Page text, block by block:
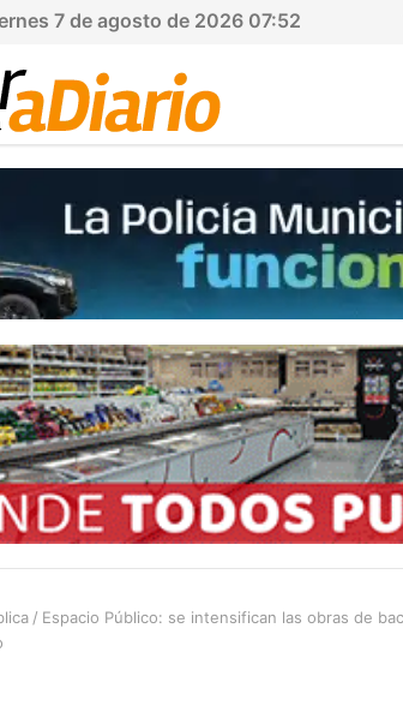
7 de agosto de 2026 07:52
/ Espacio Público: se intensifican las obras de